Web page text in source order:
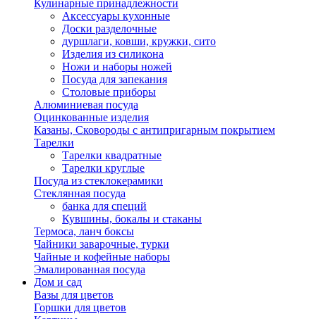
Кулинарные принадлежности
Аксессуары кухонные
Доски разделочные
дуршлаги, ковши, кружки, сито
Изделия из силикона
Ножи и наборы ножей
Посуда для запекания
Столовые приборы
Алюминиевая посуда
Оцинкованные изделия
Казаны, Сковороды с антипригарным покрытием
Тарелки
Тарелки квадратные
Тарелки круглые
Посуда из стеклокерамики
Стеклянная посуда
банка для специй
Кувшины, бокалы и стаканы
Термоса, ланч боксы
Чайники заварочные, турки
Чайные и кофейные наборы
Эмалированная посуда
Дом и сад
Вазы для цветов
Горшки для цветов